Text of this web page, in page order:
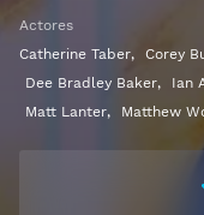
Actores
Catherine Taber, Corey
Dee Bradley Baker, Ian
Matt Lanter, Matthew